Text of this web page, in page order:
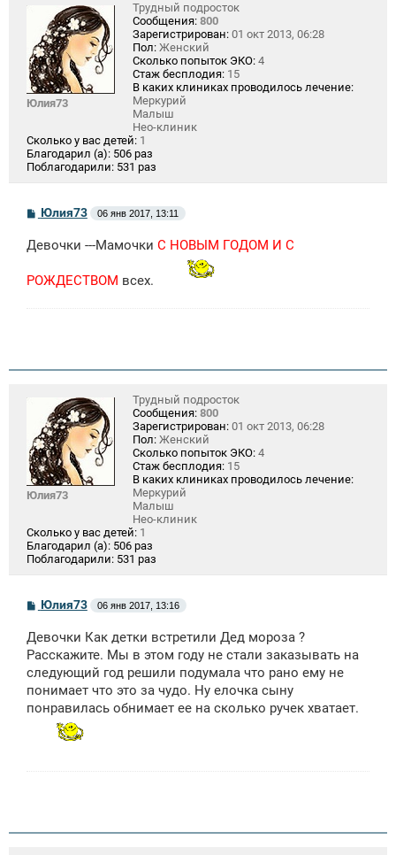
Юлия73
Трудный подросток
Сообщения: 800
Зарегистрирован: 01 окт 2013, 06:28
Пол: Женский
Сколько попыток ЭКО: 4
Стаж бесплодия: 15
В каких клиниках проводилось лечение:
Меркурий
Малыш
Нео-клиник
Сколько у вас детей: 1
Благодарил (а): 506 раз
Поблагодарили: 531 раз
С
б
е
н
Юлия73 06 янв 2017, 13:11
Девочки ---Мамочки С НОВЫМ ГОДОМ И С
РОЖДЕСТВОМ всех.
Юлия73
Трудный подросток
Сообщения: 800
Зарегистрирован: 01 окт 2013, 06:28
Пол: Женский
Сколько попыток ЭКО: 4
Стаж бесплодия: 15
В каких клиниках проводилось лечение:
Меркурий
Малыш
Нео-клиник
Сколько у вас детей: 1
Благодарил (а): 506 раз
Поблагодарили: 531 раз
С
б
щ
н
и
Юлия73 06 янв 2017, 13:16
Девочки Как детки встретили Дед мороза ?
Расскажите. Мы в этом году не стали заказывать на
следующий год решили подумала что рано ему не
понимает что это за чудо. Ну елочка сыну
понравилась обнимает ее на сколько ручек хватает.